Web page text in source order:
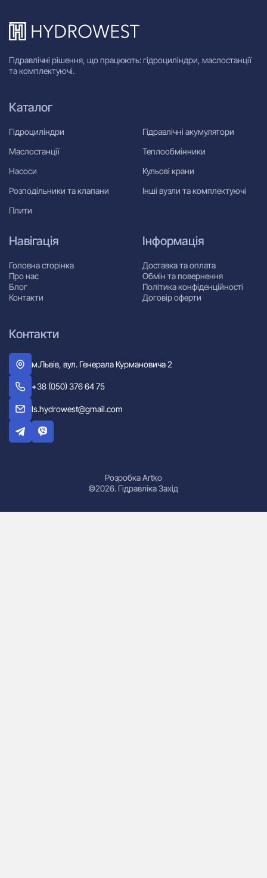
Гідравлічні рішення, що працюють: гідроциліндри, маслостанції
та комплектуючі.
Навігація
Головна сторінка
Про нас
Блог
Контакти
Каталог
Гідроциліндри
Маслостанції
Насоси
Розподільники та клапани
Плити
Гідравлічні акумулятори
Теплообмінники
Кульові крани
Інші вузли та комплектуючі
Інформація
Доставка та оплата
Обмін та повернення
Політика конфіденційності
Договір оферти
Контакти
м.Львів, вул. Генерала Курмановича 2
+38 (050) 376 64 75
ls.hydrowest@gmail.com
©2026. Гідравліка Захід
Розробка Artko